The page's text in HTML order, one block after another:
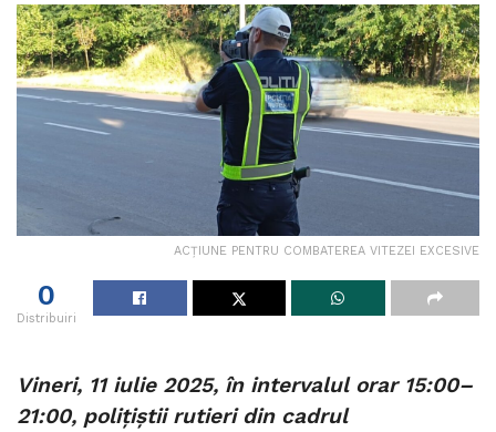
ACȚIUNE PENTRU COMBATEREA VITEZEI EXCESIVE
0
Distribuiri
Vineri, 11 iulie 2025, în intervalul orar 15:00–
21:00, polițiștii rutieri din cadrul